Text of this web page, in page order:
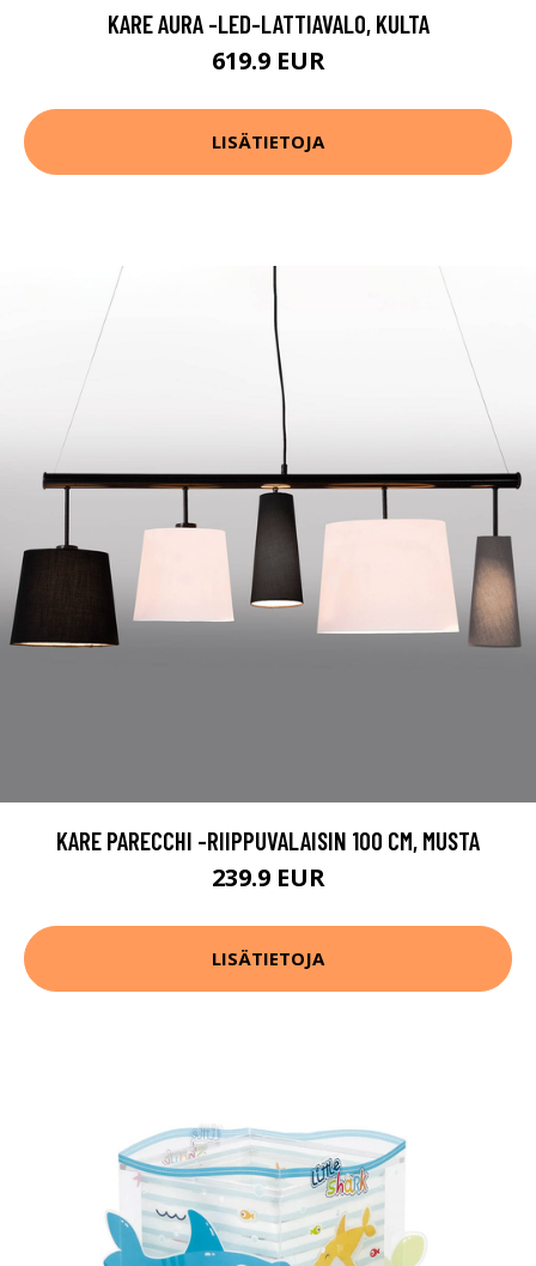
KARE AURA -LED-LATTIAVALO, KULTA
619.9 EUR
LISÄTIETOJA
KARE PARECCHI -RIIPPUVALAISIN 100 CM, MUSTA
239.9 EUR
LISÄTIETOJA